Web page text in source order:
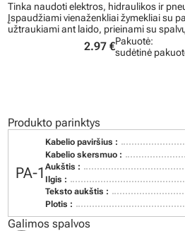
Tinka naudoti elektros, hidraulikos ir
Įspaudžiami vienaženkliai žymekliai su
užtraukiami ant laido, prieinami su
2.97 €Pakuotė:
sudėtinė
Produkto parinktys
PA-1
Kabelio paviršius :
Kabelio skersmuo :
Aukštis :
Ilgis :
Teksto aukštis :
Plotis :
Galimos spalvos